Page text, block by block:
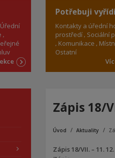
Úřední
Potřebuji
Kontakty a úřední
prostředí Sociální
Komunikace
Ostatní
Zápis 18/
Úvod Aktuality
Zápis 18/VII. – 11.